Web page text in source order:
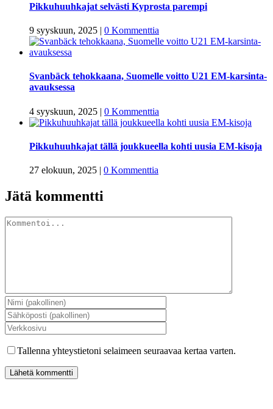
Pikkuhuuhkajat selvästi Kyprosta parempi
9 syyskuun, 2025 | 0 Kommenttia
Svanbäck tehokkaana, Suomelle voitto U21 EM-karsinta-
avauksessa
4 syyskuun, 2025 | 0 Kommenttia
Pikkuhuuhkajat tällä joukkueella kohti uusia EM-kisoja
27 elokuun, 2025 | 0 Kommenttia
Jätä kommentti
Kommentti
Tallenna yhteystietoni selaimeen seuraavaa kertaa varten.